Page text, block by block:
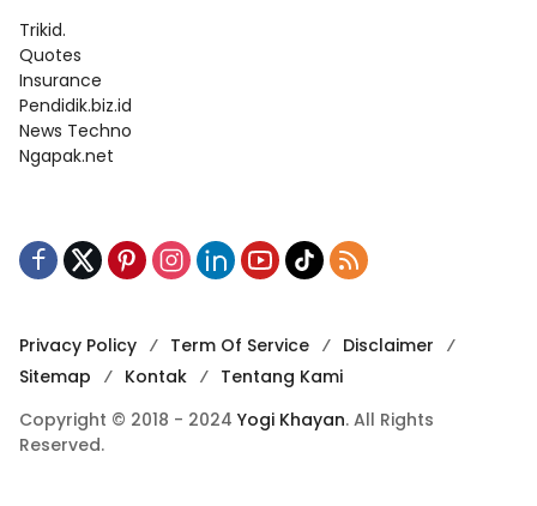
Trikid.
Quotes
Insurance
Pendidik.biz.id
News Techno
Ngapak.net
Privacy Policy Term Of Service
Disclaimer
Sitemap
Kontak
Tentang Kami
Copyright © 2018 - 2024 Yogi Khayan. All Rights
Reserved.